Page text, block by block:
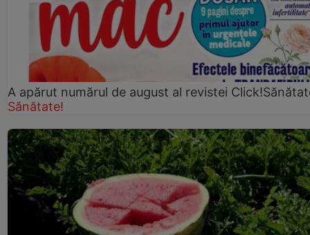
A apărut numărul de august al revistei
Sănătate!